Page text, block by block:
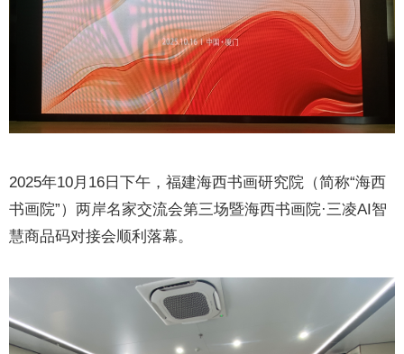
2025年10月16日下午，福建海西书画研究院（简称“海西
书画院”）两岸名家交流会第三场暨海西书画院·三凌AI智
慧商品码对接会顺利落幕。